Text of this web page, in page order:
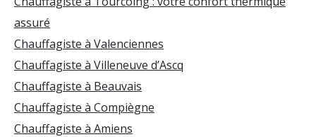
assuré
Chauffagiste à Valenciennes
Chauffagiste à Villeneuve d’Ascq
Chauffagiste à Beauvais
Chauffagiste à Compiègne
Chauffagiste à Amiens